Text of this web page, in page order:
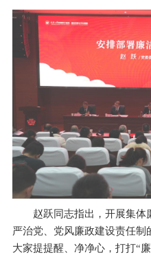
赵跃同志指出，开展集体
严治党、党风廉政建设责任
大家提提醒、净净心，打打“